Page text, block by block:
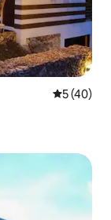
5 (40)